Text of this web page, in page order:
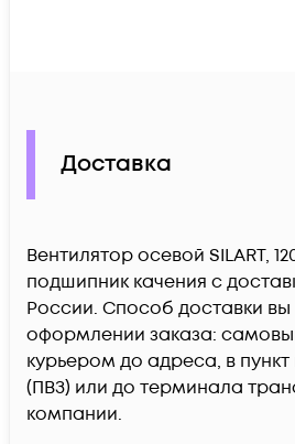
Доставка
Вентилятор осевой SILART,
подшипник качения c
России. Способ доставки
оформлении заказа:
курьером до адреса, в
(ПВЗ) или до терминала
компании.